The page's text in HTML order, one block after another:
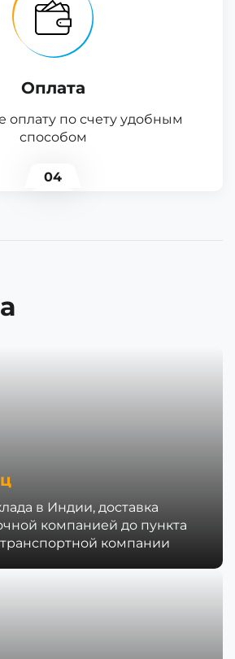
Оплата
оплату по счету удобным
способом
04
в Индии, доставка
компанией до пункта
компании